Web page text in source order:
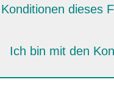
dieses
Ich bin mit den